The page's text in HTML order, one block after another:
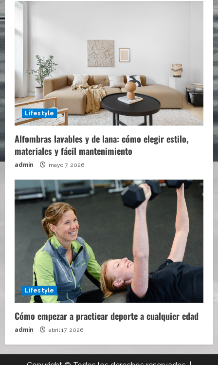
Lifestyle
Alfombras lavables y de lana: cómo elegir estilo,
materiales y fácil mantenimiento
admin mayo 7, 2026
Lifestyle
Cómo empezar a practicar deporte a cualquier edad
admin abril 17, 2026